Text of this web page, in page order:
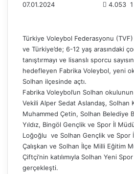
07.01.2024 4.053
Türkiye Voleybol Federasyonu
ve Türkiye’de; 6-12 yaş arasındaki
tanıştırmayı ve lisanslı sporcu
hedefleyen Fabrika Voleybol, yeni
Solhan ilçesinde açtı.
Fabrika Voleybol’un Solhan okulunun
Vekili Alper Sedat Aslandaş, Solhan
Muhammed Çetin, Solhan Belediye
Yıldız, Bingöl Gençlik ve Spor İl
Loğoğlu ve Solhan Gençlik ve Spor
Çalışkan ve Solhan İlçe Milli Eğitim
Çiftçi’nin katılımıyla Solhan Yeni
gerçekleşti.